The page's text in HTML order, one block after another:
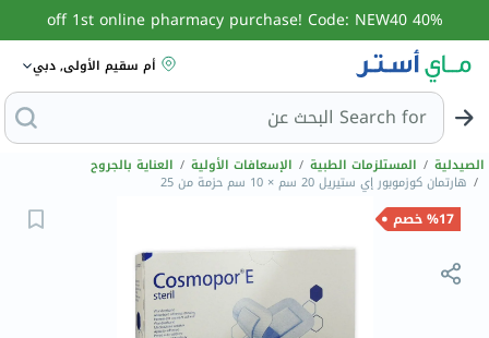
40% off 1st online pharmacy purchase! Code: NEW40
أم سقيم الأولى, دبي
Search for البح
الصيدلية / المستلزمات الطبية / الإسعافات الأولية / العناية بالجروح
/ هارتمان كوزموبور إي ستيريل 20 سم × 10 سم حزمة من 25
%17 خصم